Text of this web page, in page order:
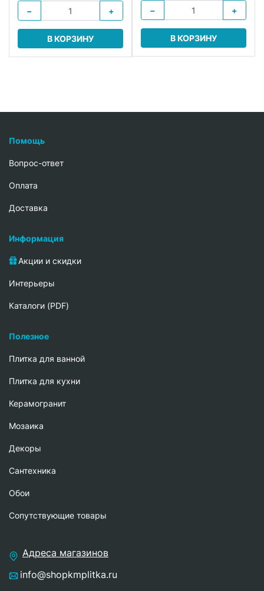
−
+
В КОРЗИНУ
−
+
В КОРЗИНУ
Помощь
Вопрос-ответ
Oплата
Доставка
Информация
Акции и скидки
Интерьеры
Каталоги (PDF)
Полезное
Плитка для ванной
Плитка для кухни
Керамогранит
Мозаика
Декоры
Сантехника
Обои
Сопутствующие товары
Адреса магазинов
info@shopkmplitka.ru